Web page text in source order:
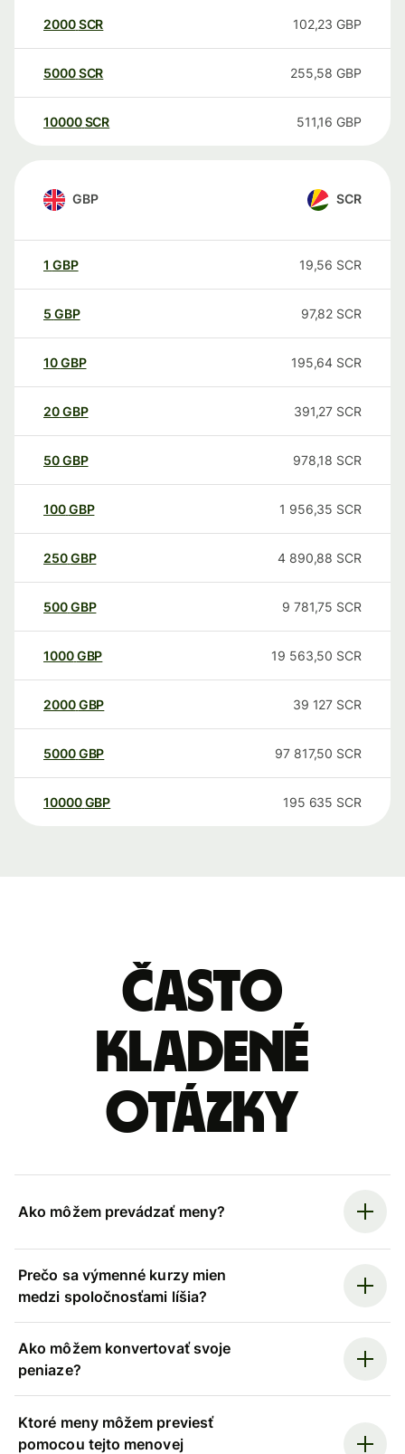
2000SCR 102,23 GBP
5000SCR 255,58 GBP
10000 SCR 511,16 GBP
GBP SCR
1 GBP 19,56 SCR
5 GBP 97,82 SCR
10GBP 195,64 SCR
20GBP 391,27 SCR
50GBP 978,18 SCR
100GBP 1 956,35 SCR
250GBP 4 890,88 SCR
500GBP 9 781,75 SCR
1000GBP 19 563,50 SCR
2000GBP 39 127 SCR
5000GBP 97 817,50 SCR
10000 GBP 195 635 SCR
Často
kladené
otázky
Ako môžem prevádzať meny?
Prečo sa výmenné kurzy mien
medzi spoločnosťami líšia?
Ako môžem konvertovať svoje
peniaze?
Ktoré meny môžem previesť
pomocou tejto menovej